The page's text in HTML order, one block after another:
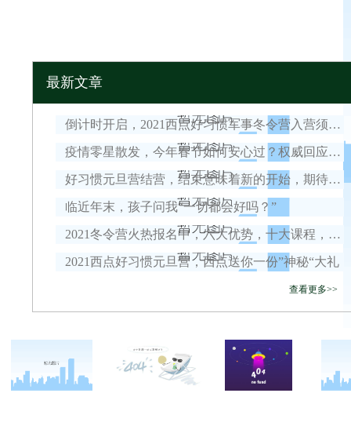
最新文章
倒计时开启，2021西点好习惯军事冬令营入营须知！
疫情零星散发，今年春节如何安心过？权威回应来了！
好习惯元旦营结营，结束意味着新的开始，期待我们下一次的相遇！
临近年末，孩子问我“一切都会好吗？”
2021冬令营火热报名中，六大优势，十大课程，安全保障全面升级！
2021西点好习惯元旦营，西点送你一份”神秘“大礼
查看更多>>